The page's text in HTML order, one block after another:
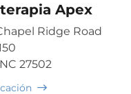
Apex
Ridge Road
27502